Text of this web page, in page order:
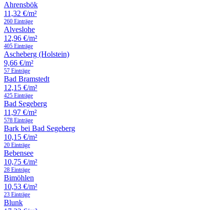
Ahrensbök
11,32 €/m²
260 Einträge
Alveslohe
12,96 €/m²
405 Einträge
Ascheberg (Holstein)
9,66 €/m²
57 Einträge
Bad Bramstedt
12,15 €/m²
425 Einträge
Bad Segeberg
11,97 €/m²
578 Einträge
Bark bei Bad Segeberg
10,15 €/m²
20 Einträge
Bebensee
10,75 €/m²
28 Einträge
Bimöhlen
10,53 €/m²
23 Einträge
Blunk